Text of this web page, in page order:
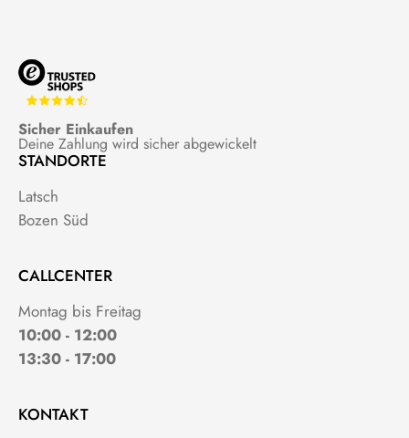
Sicher Einkaufen
Deine Zahlung wird sicher abgewickelt
STANDORTE
Latsch
Bozen Süd
CALLCENTER
Montag bis Freitag
10:00 - 12:00
13:30 - 17:00
KONTAKT